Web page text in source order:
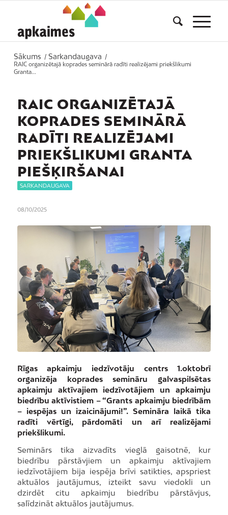
Sākums / Sarkandaugava
/
RAIC organizētajā koprades seminārā radīti realizējami priekšlikumi
Granta...
RAIC ORGANIZĒTAJĀ
KOPRADES SEMINĀRĀ
RADĪTI REALIZĒJAMI
PRIEKŠLIKUMI GRANTA
PIEŠĶIRŠANAI
SARKANDAUGAVA
08/10/2025
Rīgas apkaimju iedzīvotāju centrs 1.oktobrī
organizēja koprades semināru galvaspilsētas
apkaimju aktīvajiem iedzīvotājiem un apkaimju
biedrību aktīvistiem – “Grants apkaimju biedrībām
– iespējas un izaicinājumi!”. Semināra laikā tika
radīti vērtīgi, pārdomāti un arī realizējami
priekšlikumi.
Seminārs tika aizvadīts vieglā gaisotnē, kur
biedrību pārstāvjiem un apkaimju aktīvajiem
iedzīvotājiem bija iespēja brīvi satikties, apspriest
aktuālos jautājumus, izteikt savu viedokli un
dzirdēt citu apkaimju biedrību pārstāvjus,
salīdzināt aktuālos jautājumus.